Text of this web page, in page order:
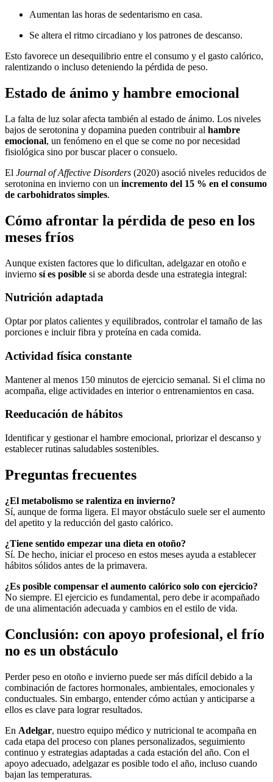
Aumentan las horas de sedentarismo en casa.
Se altera el ritmo circadiano y los patrones de descanso.
Esto favorece un desequilibrio entre el consumo y el gasto calórico,
ralentizando o incluso deteniendo la pérdida de peso.
Estado de ánimo y hambre emocional
La falta de luz solar afecta también al estado de ánimo. Los niveles
bajos de serotonina y dopamina pueden contribuir al hambre
emocional, un fenómeno en el que se come no por necesidad
fisiológica sino por buscar placer o consuelo.
El Journal of Affective Disorders (2020) asoció niveles reducidos de
serotonina en invierno con un incremento del 15 % en el consumo
de carbohidratos simples.
Cómo afrontar la pérdida de peso en los
meses fríos
Aunque existen factores que lo dificultan, adelgazar en otoño e
invierno sí es posible si se aborda desde una estrategia integral:
Nutrición adaptada
Optar por platos calientes y equilibrados, controlar el tamaño de las
porciones e incluir fibra y proteína en cada comida.
Actividad física constante
Mantener al menos 150 minutos de ejercicio semanal. Si el clima no
acompaña, elige actividades en interior o entrenamientos en casa.
Reeducación de hábitos
Identificar y gestionar el hambre emocional, priorizar el descanso y
establecer rutinas saludables sostenibles.
Preguntas frecuentes
¿El metabolismo se ralentiza en invierno?
Sí, aunque de forma ligera. El mayor obstáculo suele ser el aumento
del apetito y la reducción del gasto calórico.
¿Tiene sentido empezar una dieta en otoño?
Sí. De hecho, iniciar el proceso en estos meses ayuda a establecer
hábitos sólidos antes de la primavera.
¿Es posible compensar el aumento calórico solo con ejercicio?
No siempre. El ejercicio es fundamental, pero debe ir acompañado
de una alimentación adecuada y cambios en el estilo de vida.
Conclusión: con apoyo profesional, el frío
no es un obstáculo
Perder peso en otoño e invierno puede ser más difícil debido a la
combinación de factores hormonales, ambientales, emocionales y
conductuales. Sin embargo, entender cómo actúan y anticiparse a
ellos es clave para lograr resultados.
En Adelgar, nuestro equipo médico y nutricional te acompaña en
cada etapa del proceso con planes personalizados, seguimiento
continuo y estrategias adaptadas a cada estación del año. Con el
apoyo adecuado, adelgazar es posible todo el año, incluso cuando
bajan las temperaturas.